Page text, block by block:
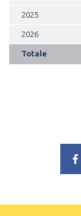
2025
2026
Totale